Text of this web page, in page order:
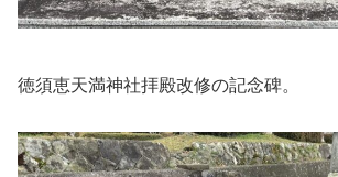
徳須恵天満神社拝殿改修の記念碑。